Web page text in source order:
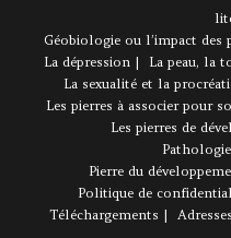
Géobiologie ou l’impact
La dépression
La peau, la
La sexualité et la
Les pierres à associer pour
Les pierres de
Pierre du
Politique de
Téléchargements
Adresses